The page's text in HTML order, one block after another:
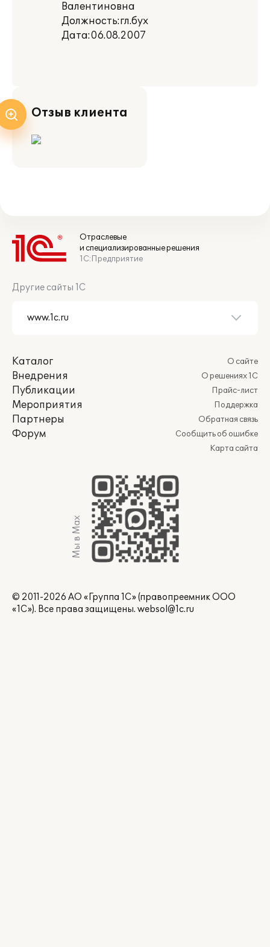
Валентиновна
Должность:гл.бух
Дата:06.08.2007
Отзыв клиента
Отраслевые
и специализированные решения
1С:Предприятие
Другие сайты 1С
Каталог
Внедрения
Публикации
Мероприятия
Партнеры
Форум
О сайте
О решениях 1С
Прайс-лист
Поддержка
Обратная связь
Сообщить об ошибке
Карта сайта
Мы в Max
© 2011-2026 АО «Группа 1С» (правопреемник ООО
«1С»). Все права защищены. websol@1c.ru